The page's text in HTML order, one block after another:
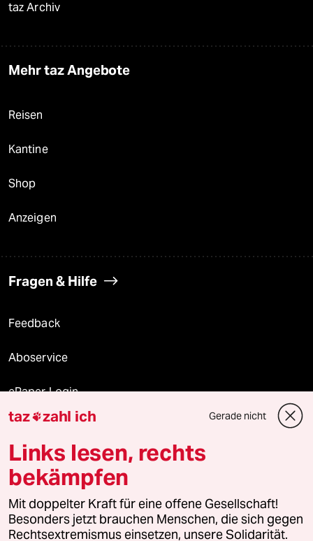
taz Archiv
Mehr taz Angebote
Reisen
Kantine
Shop
Anzeigen
Fragen & Hilfe
Feedback
Aboservice
ePaper Login
Downloads für Abonnierende
© 2026 taz Verlags und Vertriebs GmbH
Alle Rechte vorbehalten. Bei rechtlichen Fragen oder für Genehmigungen
wenden Sie sich bitte an
lizenzen@taz.de
taz zahl ich Gerade nicht
Links lesen, rechts
bekämpfen
Mit doppelter Kraft für eine offene Gesellschaft!
Besonders jetzt brauchen Menschen, die sich gegen
Rechtsextremismus einsetzen, unsere Solidarität.